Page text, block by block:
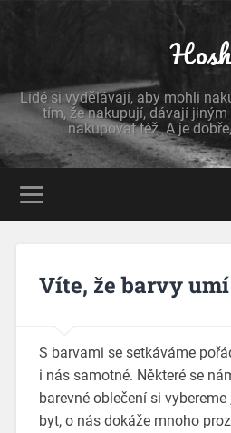
Lidé si vydělávají, aby mohli
tím, že nakupují, dávají
nakupovat též. A je
Víte, že barvy
S barvami se setkáváme
i nás samotné. Některé se
barevné oblečení si vybereme
byt, o nás dokáže mnoho